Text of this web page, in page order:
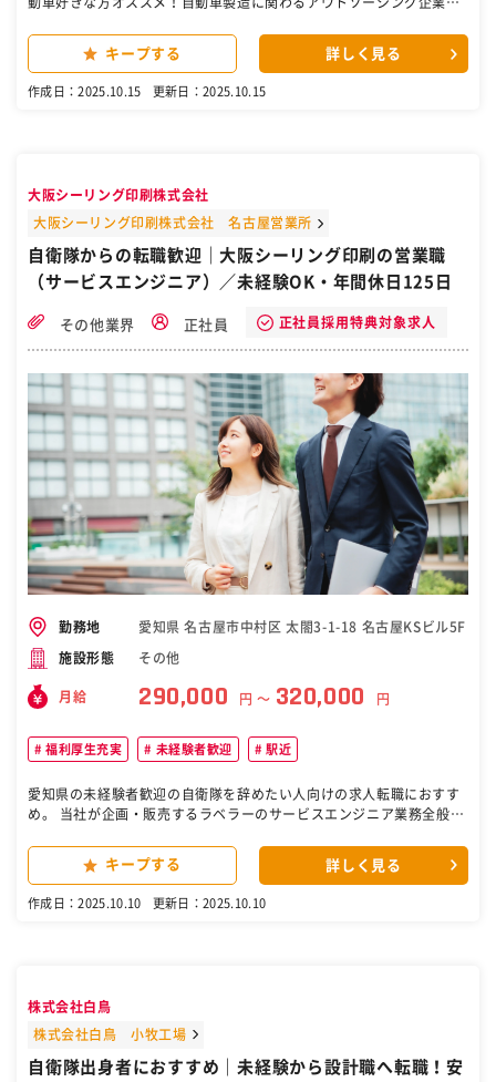
です！ ◎年休121日／平均有給取得11日／残業20時間／マイカー通勤
す！ 【具体的な業務例】 ３DＣＡＤやシミュレーション技術で評価
と、自動車製造に貢献することができます。 ＊＊POINT＊＊ ご自身
で考えたアイデアが自動車の生産現場に反映され、効果を生み出すこ
の達成感と喜びは非常に大きいです！ ■同社について： 株式会社ダイ
コーテクノは、2003年設立の広島市に本社を置く技術系企業で、CAE
車・航空機などの基幹産業を支える技術力を持ち、東京にも営業所を
キープする 詳しく見る
作成日：2025.10.15 更新日：2025.10.15
大阪シーリング印刷株式会社
大阪シーリング印刷株式会社 名古屋営業所
自衛隊からの転職歓迎｜大阪シーリング印刷の営業職
（サービスエンジニア）／未経験OK・年間休日125日
その他業界 正社員 正社員採用特典対象求人
勤務地 愛知県 名古屋市中村区 太閤3-1-18 名古屋KSビル5F
施設形態 その他
月給 290,000 円 〜 320,000 円
福利厚生充実 未経験者歓迎 駅近
愛知県の未経験者歓迎の自衛隊を辞めたい人向けの求人転職におすす
め。 当社が企画・販売するラベラーのサービスエンジニア業務全般。
き合いできます。 具体的には 営業だけでなく機械の保守などアフター
フォローもお任せします。 営業活動とアフターフォローの割合は半々
を掴んだ後は、機械製造部門での研修も受けていただきますので、入
門に指示書を提出し、機械の製造を開始 15:00 次のお客様へ訪問しま
す（商品を据え付け、納品します） 17：00 帰社 18：30 見積等を
通3丁目3-10 七十七日生盛岡ビル6F 「盛岡駅」徒歩15分 新潟営業所
キープする 詳しく見る
作成日：2025.10.10 更新日：2025.10.10
株式会社白鳥
株式会社白鳥 小牧工場
自衛隊出身者におすすめ｜未経験から設計職へ転職！安